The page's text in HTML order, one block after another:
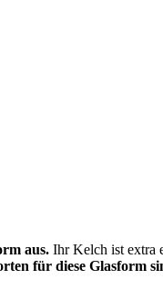
aus. Ihr Kelch ist extra
für diese Glasform